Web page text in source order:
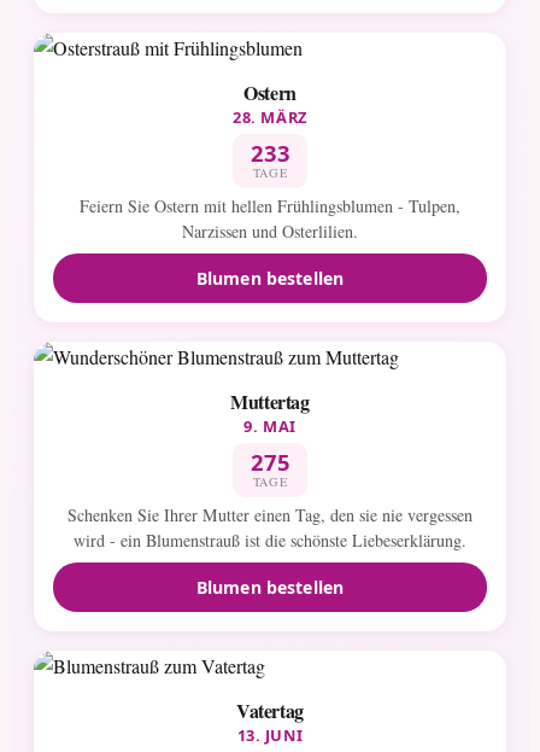
Ostern
28. MÄRZ
233
TAGE
Feiern Sie Ostern mit hellen Frühlingsblumen - Tulpen,
Narzissen und Osterlilien.
Blumen bestellen
Muttertag
9. MAI
275
TAGE
Schenken Sie Ihrer Mutter einen Tag, den sie nie vergessen
wird - ein Blumenstrauß ist die schönste Liebeserklärung.
Blumen bestellen
Vatertag
13. JUNI